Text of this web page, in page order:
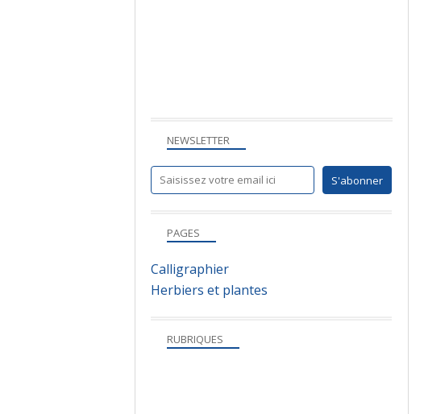
NEWSLETTER
PAGES
Calligraphier
Herbiers et plantes
RUBRIQUES